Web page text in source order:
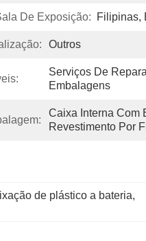
De Exposição: Filipinas,
Outros
Serviços De
Embalagens
Caixa Interna Com
Revestimento Por
de plástico a bateria,